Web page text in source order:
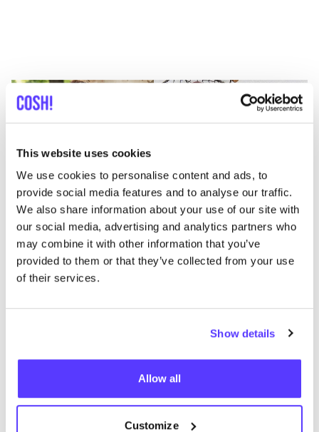
This website uses cookies
We use cookies to personalise content and ads, to
provide social media features and to analyse our traffic.
We also share information about your use of our site with
our social media, advertising and analytics partners who
may combine it with other information that you’ve
provided to them or that they’ve collected from your use
of their services.
Show details
Allow all
Customize
PreviousNext
Ontdek waar je Hirschkind kunt
shoppen